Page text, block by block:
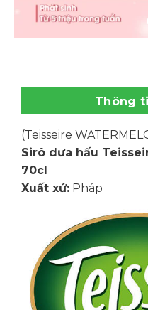
Thông
(Teisseire
Sirô dưa hấu
70cl
Xuất xứ:Pháp